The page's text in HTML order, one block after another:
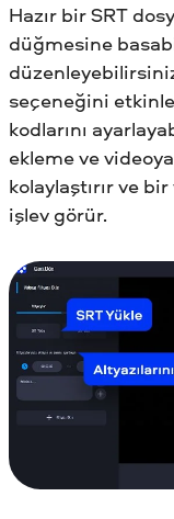
Hazır bir SRT
düğmesine
seçeneğini
kodlarını
ekleme ve
kolaylaştırır ve
işlev görür.